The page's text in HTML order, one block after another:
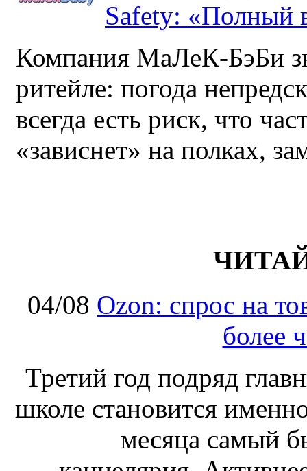
Safety: «Полный
Компания МаЛеК-БэБи
ритейле: погода
всегда есть риск, что
«зависнет» на полках,
04/08 Ozon: спрос на
более
Третий год подряд
школе становится
месяца самый